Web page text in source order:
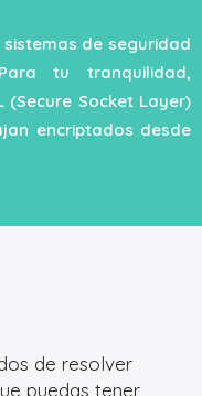
de seguridad
tu tranquilidad,
(Secure Socket Layer)
encriptados desde
de resolver
puedas tener